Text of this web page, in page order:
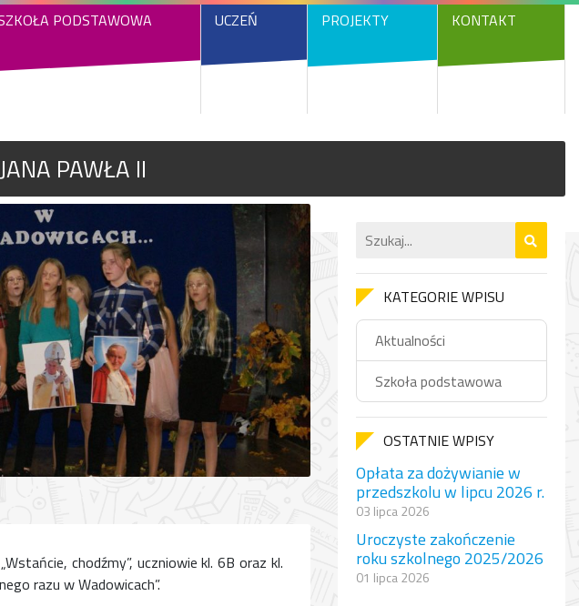
PODSTAWOWA UCZEŃ PROJEKTY KONTAKT
PAWŁA II
chodźmy”, uczniowie kl. 6B oraz kl.
razu w Wadowicach”.
KATEGORIE WPISU
Aktualności
Szkoła podstawowa
OSTATNIE WPISY
Opłata za dożywianie w
przedszkolu w lipcu 2026 r.
03 lipca 2026
Uroczyste zakończenie
roku szkolnego 2025/2026
01 lipca 2026